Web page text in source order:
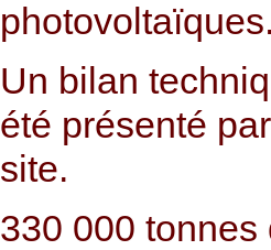
Un bilan
été présenté
site.
330 000 tonnes